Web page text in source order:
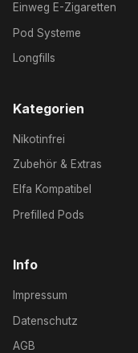
Einweg E-Zigaretten
Pod Systeme
Longfills
Kategorien
Nikotinfrei
Zubehör & Extras
Elfa Kompatibel
Prefilled Pods
Info
Impressum
Datenschutz
AGB